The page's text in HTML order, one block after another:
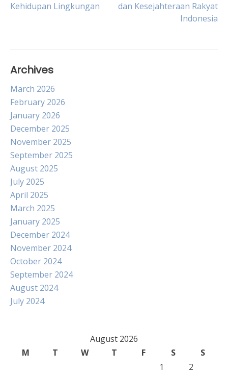
navigation
Kehidupan Lingkungan
dan Kesejahteraan Rakyat
Indonesia
Archives
March 2026
February 2026
January 2026
December 2025
November 2025
September 2025
August 2025
July 2025
April 2025
March 2025
January 2025
December 2024
November 2024
October 2024
September 2024
August 2024
July 2024
August 2026
M
T W T F S
S
1
2